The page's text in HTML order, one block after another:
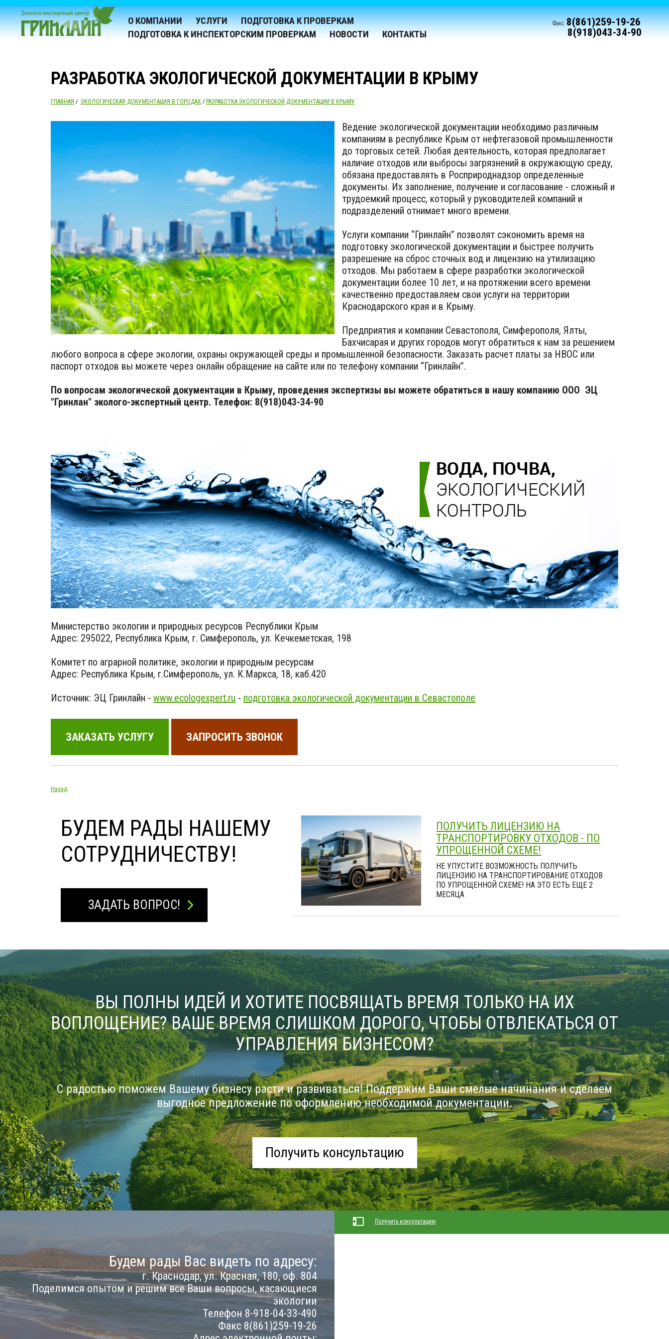
О КОМПАНИИ УСЛУГИ
ПОДГОТОВКА К ПРОВЕРКАМ
ПОДГОТОВКА К ИНСПЕКТОРСКИМ ПРОВЕРКАМ
НОВОСТИ КОНТАКТЫ
Факс 8(861)259-19-26
8(918)043-34-90
РАЗРАБОТКА ЭКОЛОГИЧЕСКОЙ ДОКУМЕНТАЦИИ В КРЫМУ
ГЛАВНАЯ / ЭКОЛОГИЧЕСКАЯ ДОКУМЕНТАЦИЯ В ГОРОДАХ / РАЗРАБОТКА ЭКОЛОГИЧЕСКОЙ ДОКУМЕНТАЦИИ В КРЫМУ
Ведение экологической документации необходимо различным
компаниям в республике Крым от нефтегазовой промышленности
до торговых сетей. Любая деятельность, которая предполагает
наличие отходов или выбросы загрязнений в окружающую среду,
обязана предоставлять в Росприроднадзор определенные
документы. Их заполнение, получение и согласование - сложный и
трудоемкий процесс, который у руководителей компаний и
подразделений отнимает много времени.
Услуги компании “Гринлайн” позволят сэкономить время на
подготовку экологической документации и быстрее получить
разрешение на сброс сточных вод и лицензию на утилизацию
отходов. Мы работаем в сфере разработки экологической
документации более 10 лет, и на протяжении всего времени
качественно предоставляем свои услуги на территории
Краснодарского края и в Крыму.
Предприятия и компании Севастополя, Симферополя, Ялты,
Бахчисарая и других городов могут обратиться к нам за решением
любого вопроса в сфере экологии, охраны окружающей среды и промышленной безопасности. Заказать расчет платы за НВОС или
паспорт отходов вы можете через онлайн обращение на сайте или по телефону компании “Гринлайн”.
По вопросам экологической документации в Крыму, проведения экспертизы вы можете обратиться в нашу компанию ООО ЭЦ
"Гринлан" эколого-экспертный центр. Телефон: 8(918)043-34-90
Министерство экологии и природных ресурсов Республики Крым
Адрес: 295022, Республика Крым, г. Симферополь, ул. Кечкеметская, 198
Комитет по аграрной политике, экологии и природным ресурсам
Адрес: Республика Крым, г.Симферополь, ул. К.Маркса, 18, каб.420
Источник: ЭЦ Гринлайн - www.ecologexpert.ru - подготовка экологической документации в Севастополе
ЗАКАЗАТЬ УСЛУГУ ЗАПРОСИТЬ ЗВОНОК
Назад
БУДЕМ РАДЫ НАШЕМУ
СОТРУДНИЧЕСТВУ!
ЗАДАТЬ ВОПРОС!
ПОЛУЧИТЬ ЛИЦЕНЗИЮ НА
ТРАНСПОРТИРОВКУ ОТХОДОВ - ПО
УПРОЩЕННОЙ СХЕМЕ!
НЕ УПУСТИТЕ ВОЗМОЖНОСТЬ ПОЛУЧИТЬ
ЛИЦЕНЗИЮ НА ТРАНСПОРТИРОВАНИЕ ОТХОДОВ
ПО УПРОЩЕННОЙ СХЕМЕ! НА ЭТО ЕСТЬ ЕЩЕ 2
МЕСЯЦА
ВЫ ПОЛНЫ ИДЕЙ И ХОТИТЕ ПОСВЯЩАТЬ ВРЕМЯ ТОЛЬКО НА ИХ
ВОПЛОЩЕНИЕ? ВАШЕ ВРЕМЯ СЛИШКОМ ДОРОГО, ЧТОБЫ ОТВЛЕКАТЬСЯ ОТ
УПРАВЛЕНИЯ БИЗНЕСОМ?
С радостью поможем Вашему бизнесу расти и развиваться! Поддержим Ваши смелые начинания и сделаем
выгодное предложение по оформлению необходимой документации.
Получить консультацию
Будем рады Вас видеть по адресу:
г. Краснодар, ул. Красная, 180, оф. 804
Поделимся опытом и решим все Ваши вопросы, касающиеся
экологии
Телефон 8-918-04-33-490
Факс 8(861)259-19-26
Получить консультацию